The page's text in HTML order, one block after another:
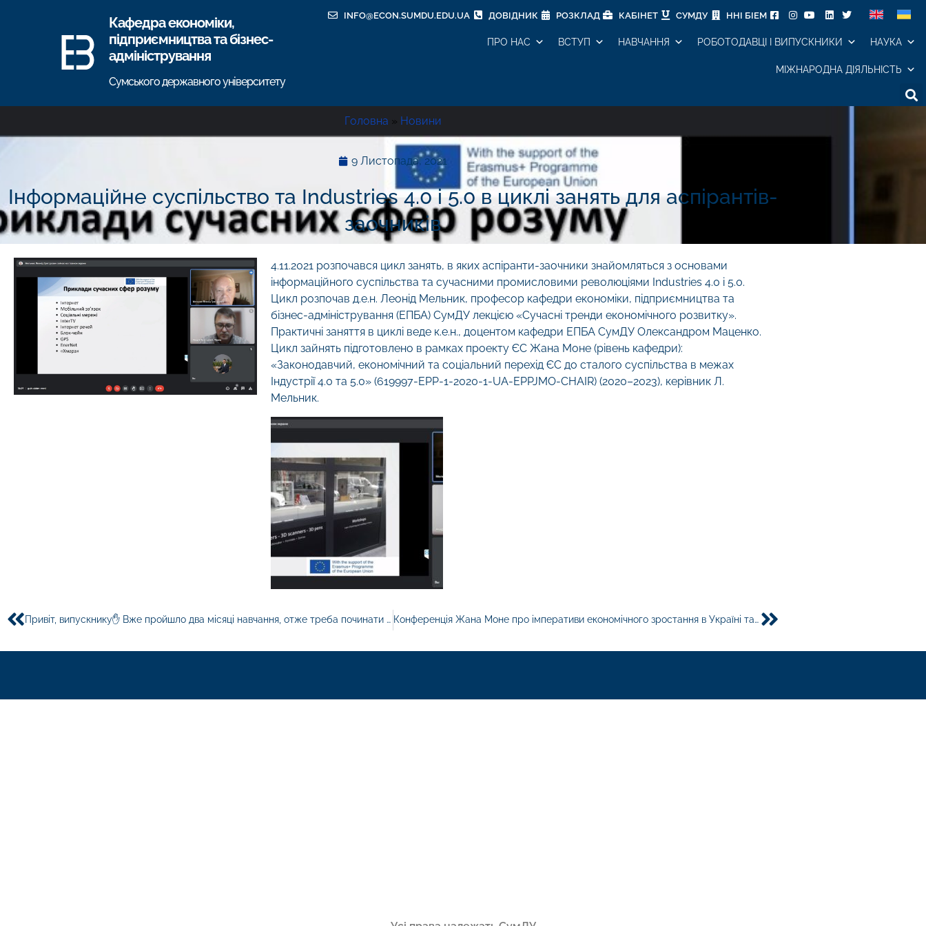
INFO@ECON.SUMDU.EDU.UA ДОВІДНИК РОЗКЛАД КАБІНЕТ СУМДУ ННІ БІЕМ
Кафедра економіки,
підприємництва та бізнес-
адміністрування
Сумського державного університету
ПРО НАС ВСТУП НАВЧАННЯ РОБОТОДАВЦІ І ВИПУСКНИКИ НАУКА
МІЖНАРОДНА ДІЯЛЬНІСТЬ
Головна » Новини
9 Листопада, 2021
Інформаційне суспільство та Industries 4.0 і 5.0 в циклі занять для аспірантів-
заочників
4.11.2021 розпочався цикл занять, в яких аспіранти-заочники знайомляться з основами
інформаційного суспільства та сучасними промисловими революціями Industries 4.0 і 5.0.
Цикл розпочав д.е.н. Леонід Мельник, професор кафедри економіки, підприємництва та
бізнес-адміністрування (ЕПБА) СумДУ лекцією «Сучасні тренди економічного розвитку».
Практичні заняття в циклі веде к.е.н., доцентом кафедри ЕПБА СумДУ Олександром Маценко.
Цикл зайнять підготовлено в рамках проекту ЄС Жана Моне (рівень кафедри):
«Законодавчий, економічний та соціальний перехід ЄС до сталого суспільства в межах
Індустрії 4.0 та 5.0» (619997-EPP-1-2020-1-UA-EPPJMO-CHAIR) (2020–2023), керівник Л.
Мельник.
Привіт, випускнику✋ Вже пройшло два місяці навчання, отже треба починати готуватися до ЗНО, адже воно вже дуже скоро? Конференція Жана Моне про імперативи економічного зростання в Україні та в ЄС